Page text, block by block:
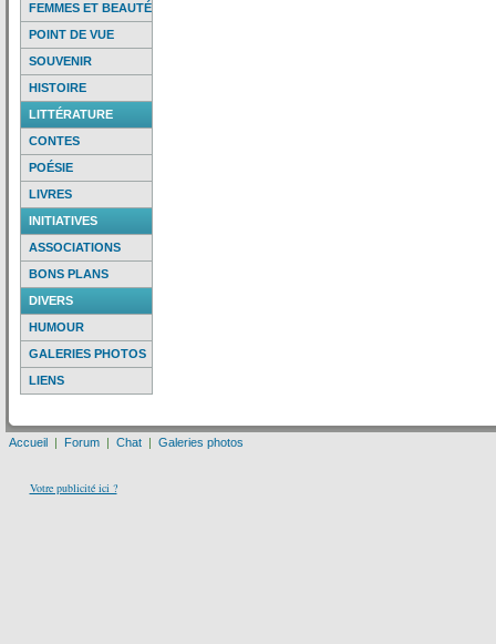
FEMMES ET BEAUTÉ
POINT DE VUE
SOUVENIR
HISTOIRE
LITTÉRATURE
CONTES
POÉSIE
LIVRES
INITIATIVES
ASSOCIATIONS
BONS PLANS
DIVERS
HUMOUR
GALERIES PHOTOS
LIENS
Accueil | Forum | Chat | Galeries photos
Votre publicité ici ?